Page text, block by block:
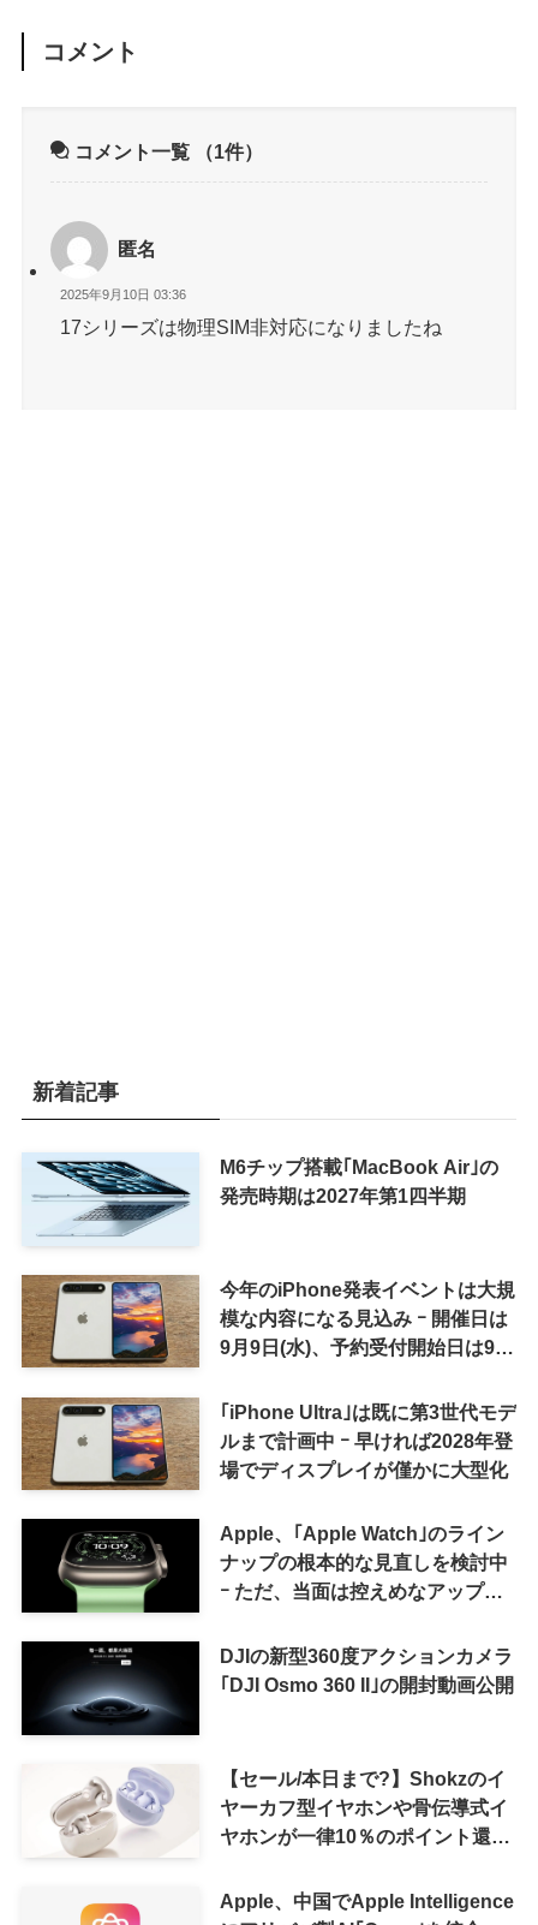
コメント
コメント一覧 （1件）
匿名
2025年9月10日 03:36
17シリーズは物理SIM非対応になりましたね
新着記事
M6チップ搭載｢MacBook Air｣の
発売時期は2027年第1四半期
今年のiPhone発表イベントは大規
模な内容になる見込み ｰ 開催日は
9月9日(水)、予約受付開始日は9月
｢iPhone Ultra｣は既に第3世代モデ
ルまで計画中 ｰ 早ければ2028年登
場でディスプレイが僅かに大型化
Apple、｢Apple Watch｣のライン
ナップの根本的な見直しを検討中
ｰ ただ、当面は控えめなアップグ
DJIの新型360度アクションカメラ
｢DJI Osmo 360 II｣の開封動画公開
【セール/本日まで?】Shokzのイ
ヤーカフ型イヤホンや骨伝導式イ
ヤホンが一律10％のポイント還元
Apple、中国でApple Intelligence